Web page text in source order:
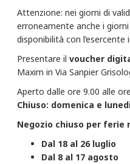
Attenzione: nei giorni di
erroneamente anche i
disponibilità con
Presentare ilvoucher
Maxim in Via Sanpier
Aperto dalle ore 9.00 alle
Chiuso: domenica e
Negozio chiuso per ferie
Dal 18 al 26 luglio
Dal 8 al 17 agosto